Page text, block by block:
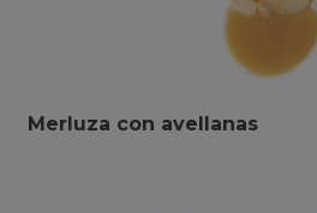
Merluza con avellanas